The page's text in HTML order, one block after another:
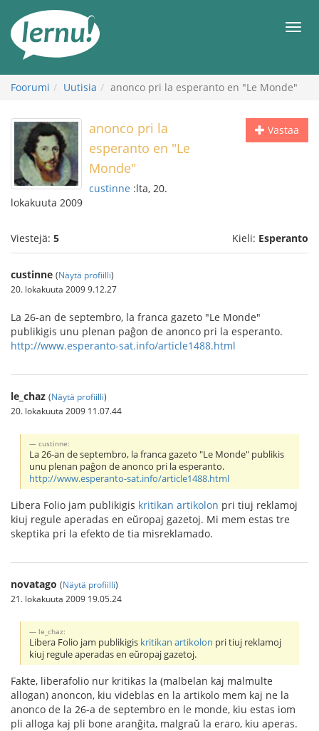
sisältöön
Foorumi Uutisia anonco pri la esperanto en "Le Monde"
Vastaa
anonco pri la
esperanto en "Le
Monde"
custinne :lta, 20.
lokakuuta 2009
Viestejä: 5 Kieli: Esperanto
custinne (Näytä profiilli)
20. lokakuuta 2009 9.12.27
La 26-an de septembro, la franca gazeto "Le Monde"
publikigis unu plenan paĝon de anonco pri la esperanto.
http://www.esperanto-sat.info/article1488.html
le_chaz (Näytä profiilli)
20. lokakuuta 2009 11.07.44
custinne:
La 26-an de septembro, la franca gazeto "Le Monde" publikis
unu plenan paĝon de anonco pri la esperanto.
http://www.esperanto-sat.info/article1488.html
Libera Folio jam publikigis kritikan artikolon pri tiuj reklamoj
kiuj regule aperadas en eŭropaj gazetoj. Mi mem estas tre
skeptika pri la efekto de tia misreklamado.
novatago (Näytä profiilli)
21. lokakuuta 2009 19.05.24
le_chaz:
Libera Folio jam publikigis kritikan artikolon pri tiuj reklamoj
kiuj regule aperadas en eŭropaj gazetoj.
Fakte, liberafolio nur kritikas la (malbelan kaj malmulte
allogan) anoncon, kiu videblas en la artikolo mem kaj ne la
anonco de la 26-a de septembro en le monde, kiu estas iom
pli alloga kaj pli bone aranĝita, malgraŭ la eraro, kiu aperas.